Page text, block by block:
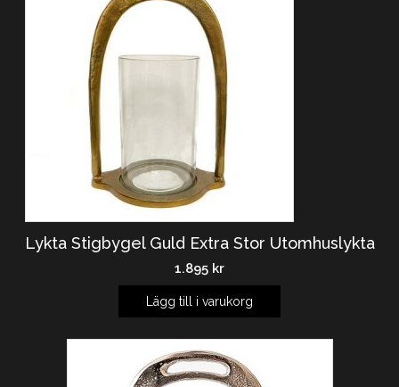
Lykta Stigbygel Guld Extra Stor Utomhuslykta
1.895 kr
Lägg till i varukorg